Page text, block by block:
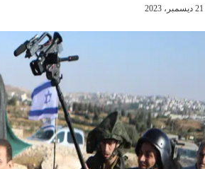
21 ديسمبر، 2023